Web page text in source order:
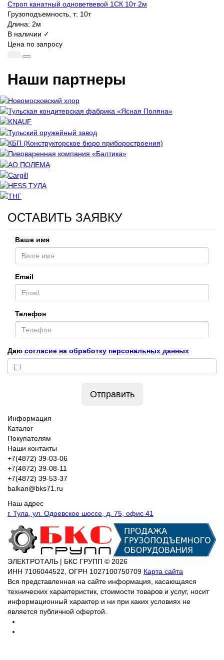
Строп канатный одноветвевой 1СК 10т 2м
Грузоподъемность, т: 10т
Длина: 2м
В наличии ✓
Цена по запросу
Наши партнеры
ОСТАВИТЬ ЗАЯВКУ
Ваше имя
Email
Телефон
Даю согласие на обработку персональных данных
Отправить
Информация
Каталог
Покупателям
Наши контакты
+7(4872) 39-03-06
+7(4872) 39-08-11
+7(4872) 39-53-37
balkan@bks71.ru
Наш адрес
г. Тула, ул. Одоевское шоссе, д. 75, офис 41
ЭЛЕКТРОТАЛЬ | БКС ГРУПП © 2026
ИНН 7106044522, ОГРН 1027100750709 Карта сайта
Вся представленная на сайте информация, касающаяся
технических характеристик, стоимости товаров и услуг, носит
информационный характер и ни при каких условиях не
является публичной офертой.